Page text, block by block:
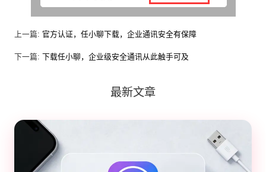
上一篇: 官方认证，任小聊下载，企业通讯安全有保障
下一篇: 下载任小聊，企业级安全通讯从此触手可及
最新文章